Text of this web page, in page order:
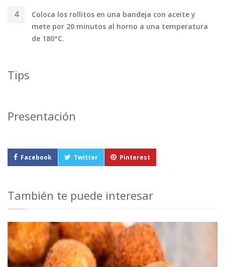
Coloca los rollitos en una bandeja con aceite y
mete por 20 minutos al horno a una temperatura
de 180°C.
Tips
Presentación
Facebook Twitter Pinterest
También te puede interesar